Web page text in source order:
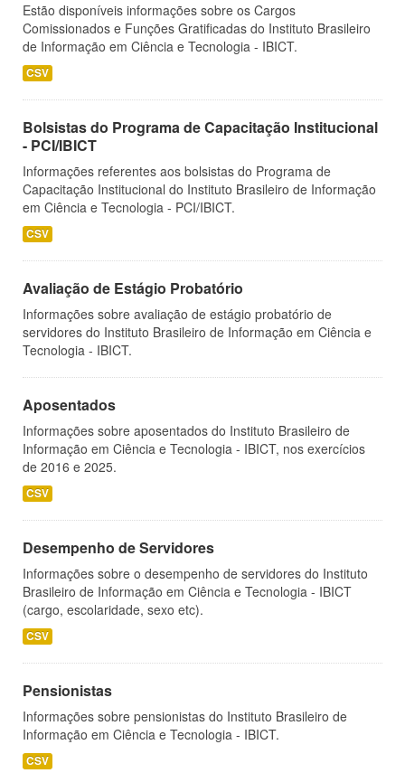
Estão disponíveis informações sobre os Cargos
Comissionados e Funções Gratificadas do Instituto Brasileiro
de Informação em Ciência e Tecnologia - IBICT.
CSV
Bolsistas do Programa de Capacitação Institucional
- PCI/IBICT
Informações referentes aos bolsistas do Programa de
Capacitação Institucional do Instituto Brasileiro de Informação
em Ciência e Tecnologia - PCI/IBICT.
CSV
Avaliação de Estágio Probatório
Informações sobre avaliação de estágio probatório de
servidores do Instituto Brasileiro de Informação em Ciência e
Tecnologia - IBICT.
Aposentados
Informações sobre aposentados do Instituto Brasileiro de
Informação em Ciência e Tecnologia - IBICT, nos exercícios
de 2016 e 2025.
CSV
Desempenho de Servidores
Informações sobre o desempenho de servidores do Instituto
Brasileiro de Informação em Ciência e Tecnologia - IBICT
(cargo, escolaridade, sexo etc).
CSV
Pensionistas
Informações sobre pensionistas do Instituto Brasileiro de
Informação em Ciência e Tecnologia - IBICT.
CSV